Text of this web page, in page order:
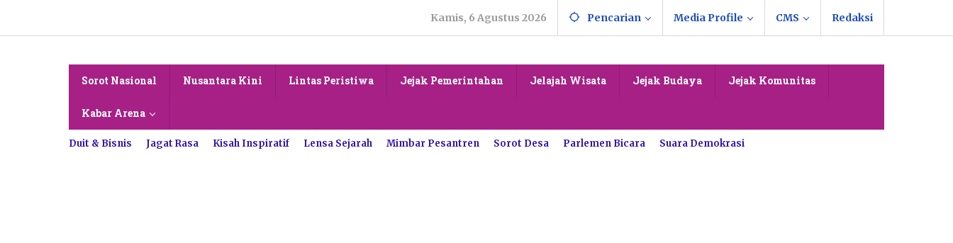
konten
Kamis, 6 Agustus 2026 Pencarian Media Profile CMS Redaksi
Sorot Nasional Nusantara Kini Lintas Peristiwa Jejak Pemerintahan Jelajah Wisata Jejak Budaya Jejak Komunitas
Kabar Arena
Duit & Bisnis Jagat Rasa Kisah Inspiratif Lensa Sejarah Mimbar Pesantren Sorot Desa Parlemen Bicara Suara Demokrasi